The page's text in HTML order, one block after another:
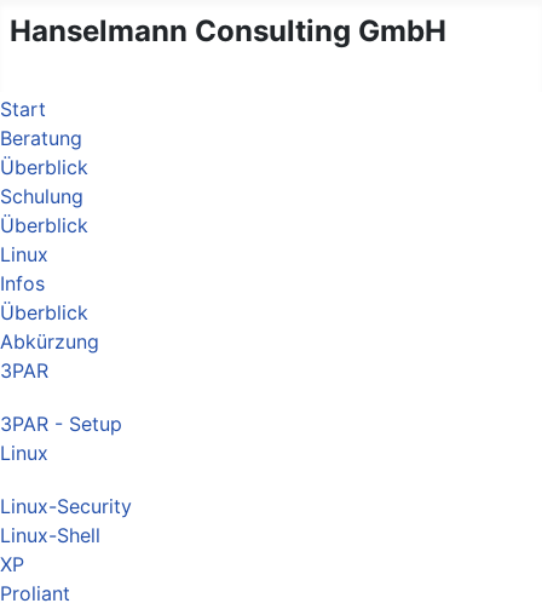
Hanselmann Consulting GmbH
Start
Beratung
Überblick
Schulung
Überblick
Linux
Infos
Überblick
Abkürzung
3PAR
3PAR - Setup
Linux
Linux-Security
Linux-Shell
XP
Proliant